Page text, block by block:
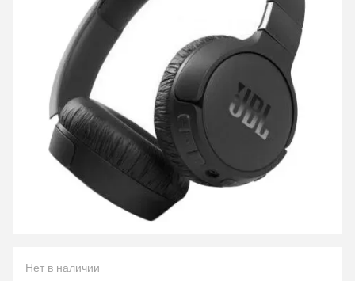
Нет в наличии